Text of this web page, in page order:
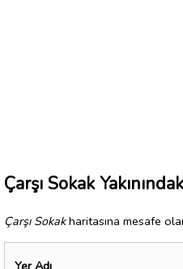
Çarşı Sokak
Çarşı Sokakharitasına mesafe